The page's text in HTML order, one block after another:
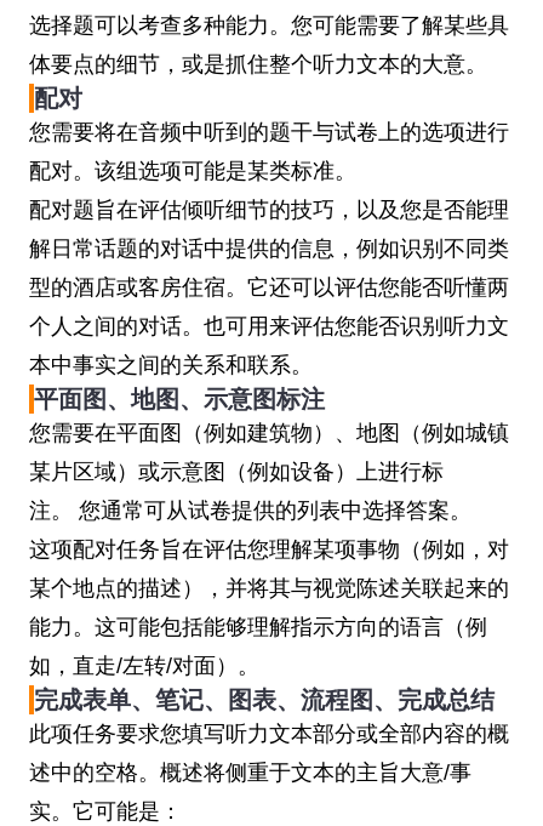
选择题可以考查多种能力。您可能需要了解某些具
体要点的细节，或是抓住整个听力文本的大意。
配对
您需要将在音频中听到的题干与试卷上的选项进行
配对。该组选项可能是某类标准。
配对题旨在评估倾听细节的技巧，以及您是否能理
解日常话题的对话中提供的信息，例如识别不同类
型的酒店或客房住宿。它还可以评估您能否听懂两
个人之间的对话。也可用来评估您能否识别听力文
本中事实之间的关系和联系。
平面图、地图、示意图标注
您需要在平面图（例如建筑物）、地图（例如城镇
某片区域）或示意图（例如设备）上进行标
注。 您通常可从试卷提供的列表中选择答案。
这项配对任务旨在评估您理解某项事物（例如，对
某个地点的描述），并将其与视觉陈述关联起来的
能力。这可能包括能够理解指示方向的语言（例
如，直走/左转/对面）。
完成表单、笔记、图表、流程图、完成总结
此项任务要求您填写听力文本部分或全部内容的概
述中的空格。概述将侧重于文本的主旨大意/事
实。它可能是：